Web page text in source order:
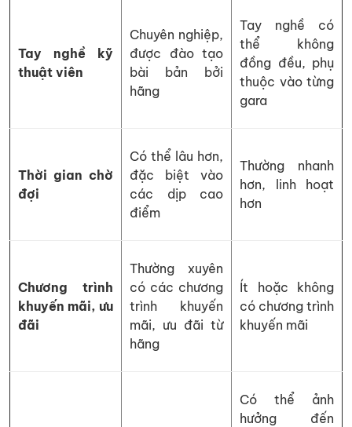
Tay nghề kỹ
thuật viên
Chuyên nghiệp,
được đào tạo
bài bản bởi
hãng
Tay nghề có
thể không
đồng đều, phụ
thuộc vào từng
gara
Thời gian chờ
đợi
Có thể lâu hơn,
đặc biệt vào
các dịp cao
điểm
Thường nhanh
hơn, linh hoạt
hơn
Chương trình
khuyến mãi, ưu
đãi
Thường xuyên
có các chương
trình khuyến
mãi, ưu đãi từ
hãng
Ít hoặc không
có chương trình
khuyến mãi
Có thể ảnh
hưởng đến